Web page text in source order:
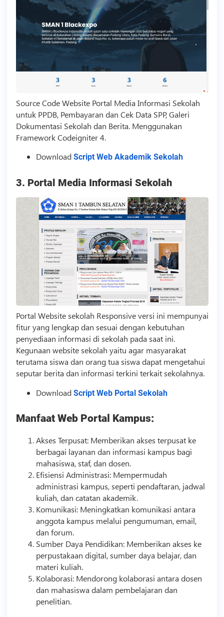
Source CodeWebsite Portal Media Informasi Sekolah
untuk PPDB, Pembayaran dan Cek Data SPP, Galeri
Dokumentasi Sekolah dan Berita. Menggunakan
Framework Codeigniter 4.
Download Script Web Akademik Sekolah
3. Portal Media Informasi Sekolah
Portal Website sekolah Responsive versi ini mempunyai
fitur yang lengkap dan sesuai dengan kebutuhan
penyediaan informasi di sekolah pada saat ini.
Kegunaan website sekolah yaitu agar masyarakat
terutama siswa dan orang tua siswa dapat mengetahui
seputar berita dan informasi terkini terkait sekolahnya.
Download Script Web Portal Sekolah
Manfaat Web Portal Kampus:
Akses Terpusat: Memberikan akses terpusat ke
berbagai layanan dan informasi kampus bagi
mahasiswa, staf, dan dosen.
Efisiensi Administrasi: Mempermudah
administrasi kampus, seperti pendaftaran, jadwal
kuliah, dan catatan akademik.
Komunikasi: Meningkatkan komunikasi antara
anggota kampus melalui pengumuman, email,
dan forum.
Sumber Daya Pendidikan: Memberikan akses ke
perpustakaan digital, sumber daya belajar, dan
materi kuliah.
Kolaborasi: Mendorong kolaborasi antara dosen
dan mahasiswa dalam pembelajaran dan
penelitian.